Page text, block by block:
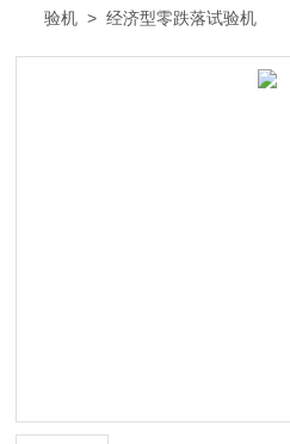
验机 > 经济型零跌落试验机